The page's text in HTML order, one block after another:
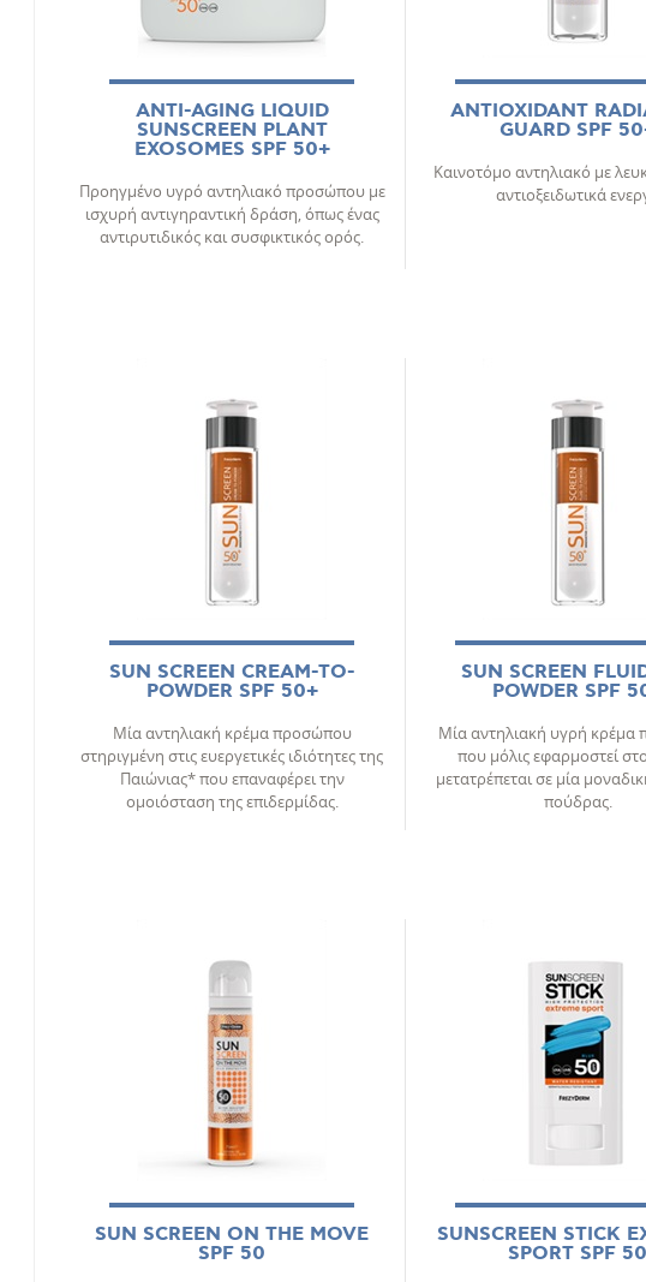
ANTI-AGING LIQUID
SUNSCREEN PLANT
EXOSOMES SPF 50+
Προηγμένο υγρό αντηλιακό προσώπου με
ισχυρή αντιγηραντική δράση, όπως ένας
αντιρυτιδικός και συσφικτικός ορός.
ANTIOXIDANT
GUARD SPF
Καινοτόμο αντηλιακό με
αντιοξειδωτικά
SUN SCREEN CREAM-TO-
POWDER SPF 50+
Μία αντηλιακή κρέμα προσώπου
στηριγμένη στις ευεργετικές ιδιότητες της
Παιώνιας* που επαναφέρει την
ομοιόσταση της επιδερμίδας.
SUN SCREEN
POWDER SPF
Μία αντηλιακή υγρή
που μόλις εφαρμοστεί
μετατρέπεται σε μία
πούδρας.
SUN SCREEN ON THE MOVE
SPF 50
SUNSCREEN STICK
SPORT SPF 50